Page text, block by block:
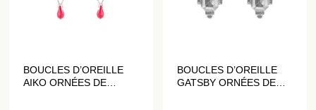
BOUCLES D’OREILLE
AIKO ORNÉES DE
BOUCLES D’OREILLE
GATSBY ORNÉES DE